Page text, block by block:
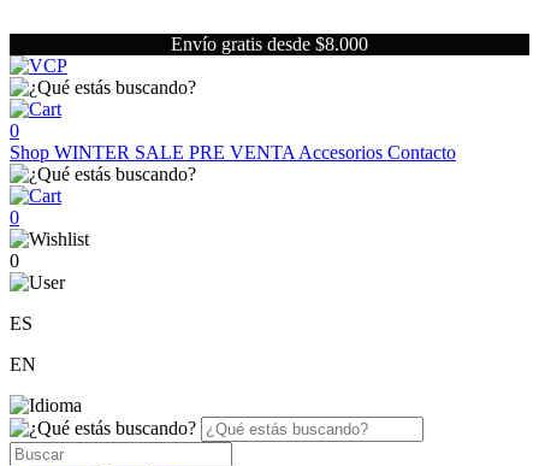
Envío gratis desde $8.000
0
Shop WINTER SALE PRE VENTA Accesorios Contacto
0
0
ES
EN